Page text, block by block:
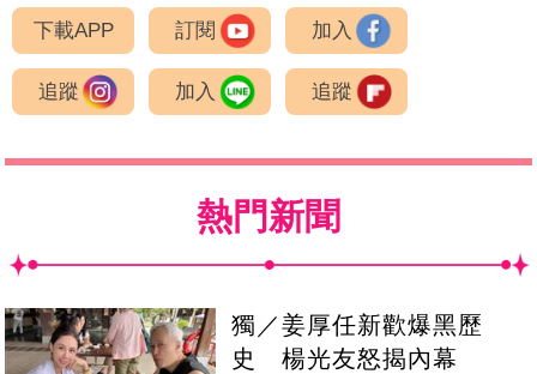
下載APP 訂閱 加入
追蹤 加入 追蹤
熱門新聞
獨／姜厚任新歡爆黑歷
史 楊光友怒揭內幕